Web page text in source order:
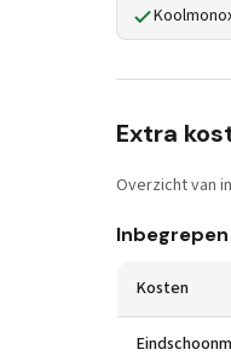
Extra
Overzicht van
Kosten